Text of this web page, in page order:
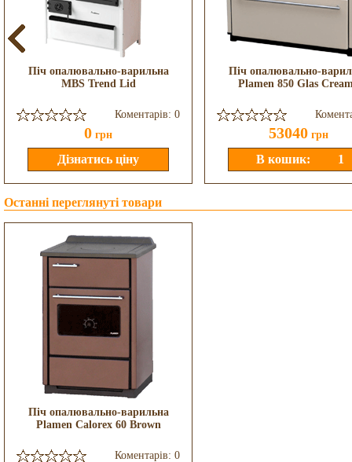
Піч опалювально-варильна
MBS Trend Lid
Коментарів: 0
0 грн
Піч опалювально-
Plamen 850 Glas
53040 грн
Останні переглянуті товари
Піч опалювально-варильна
Plamen Calorex 60 Brown
Коментарів: 0